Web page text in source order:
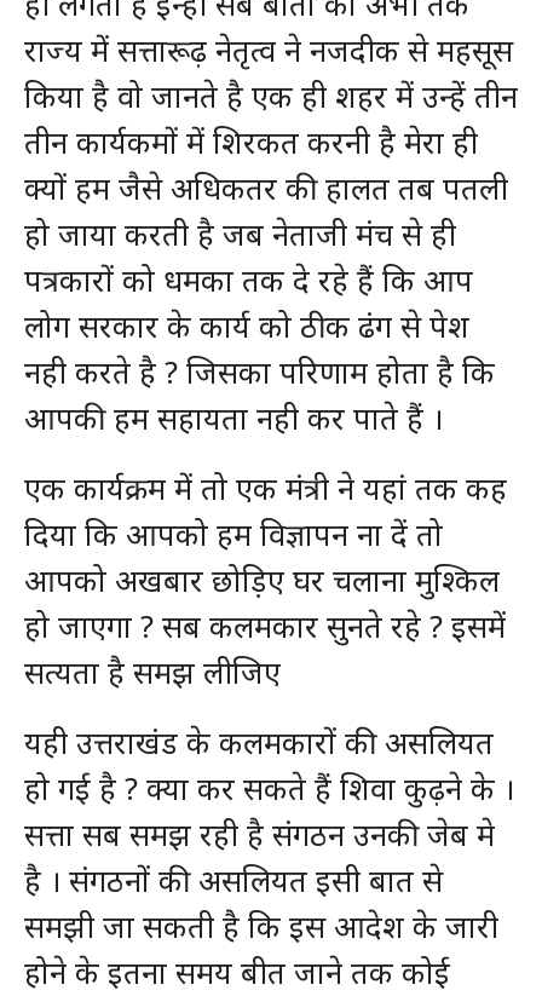
राज्य में सत्तारूढ़ नेतृत्व ने नजदीक से महसूस
किया है वो जानते है एक ही शहर में उन्हें तीन
तीन कार्यकमों में शिरकत करनी है मेरा ही
क्यों हम जैसे अधिकतर की हालत तब पतली
हो जाया करती है जब नेताजी मंच से ही
पत्रकारों को धमका तक दे रहे हैं कि आप
लोग सरकार के कार्य को ठीक ढंग से पेश
नही करते है ? जिसका परिणाम होता है कि
आपकी हम सहायता नही कर पाते हैं ।
एक कार्यक्रम में तो एक मंत्री ने यहां तक कह
दिया कि आपको हम विज्ञापन ना दें तो
आपको अखबार छोड़िए घर चलाना मुश्किल
हो जाएगा ? सब कलमकार सुनते रहे ? इसमें
सत्यता है समझ लीजिए
यही उत्तराखंड के कलमकारों की असलियत
हो गई है ? क्या कर सकते हैं शिवा कुढ़ने के ।
सत्ता सब समझ रही है संगठन उनकी जेब मे
है । संगठनों की असलियत इसी बात से
समझी जा सकती है कि इस आदेश के जारी
होने के इतना समय बीत जाने तक कोई